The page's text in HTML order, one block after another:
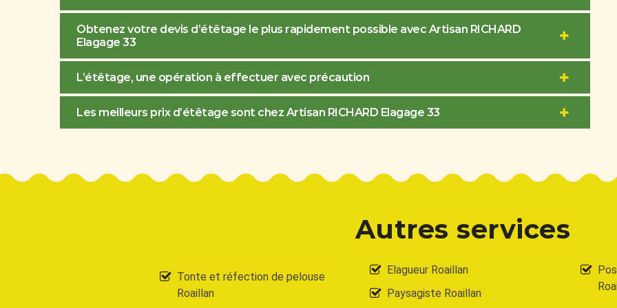
Obtenez votre devis d’étêtage le plus rapidement possible avec Artisan RICHARD
Elagage 33
L’étêtage, une opération à effectuer avec précaution
Les meilleurs prix d’étêtage sont chez Artisan RICHARD Elagage 33
Autres services
Tonte et réfection de pelouse
Roaillan
Elagueur Roaillan
Paysagiste Roaillan